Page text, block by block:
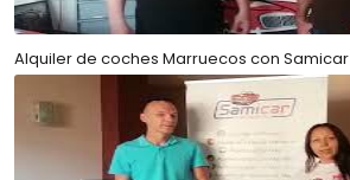
Alquiler de coches Marruecos con Samicar